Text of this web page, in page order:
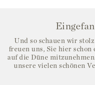
Und so schauen wir
freuen uns, Sie hier
auf die Düne
unsere vielen schönen